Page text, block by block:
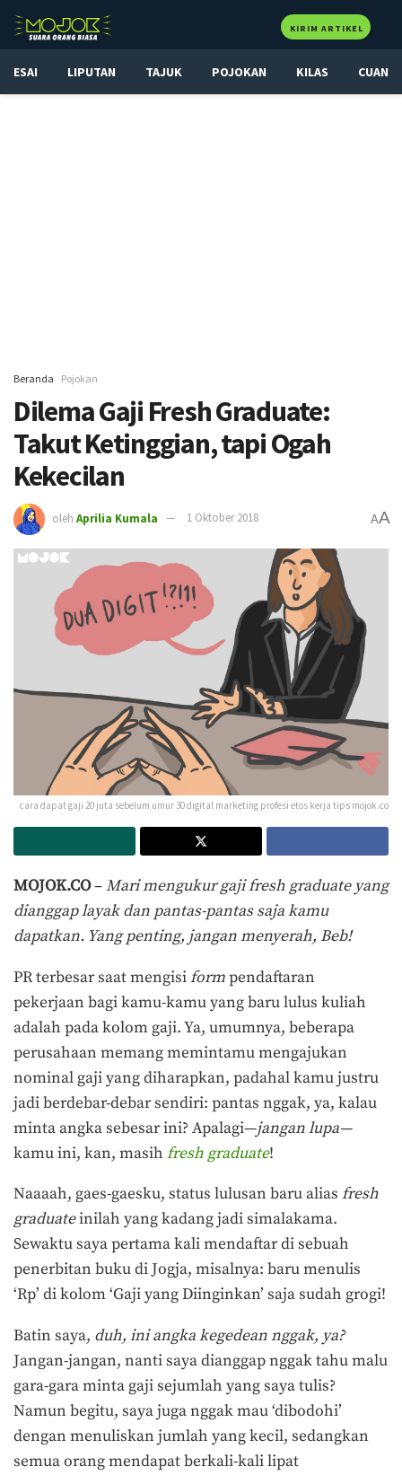
KIRIM ARTIKEL
ESAI LIPUTAN TAJUK POJOKAN KILAS CUAN
Beranda Pojokan
Dilema Gaji Fresh Graduate:
Takut Ketinggian, tapi Ogah
Kekecilan
oleh Aprilia Kumala 1 Oktober 2018 AA
cara dapat gaji 20 juta sebelum umur 30 digital marketing profesi etos kerja tips mojok.co
MOJOK.CO–Mari mengukur gaji fresh graduate yang
dianggap layak dan pantas-pantas saja kamu
dapatkan. Yang penting, jangan menyerah, Beb!
PR terbesar saat mengisiformpendaftaran
pekerjaan bagi kamu-kamu yang baru lulus kuliah
adalah pada kolom gaji. Ya, umumnya, beberapa
perusahaan memang memintamu mengajukan
nominal gaji yang diharapkan, padahal kamu justru
jadi berdebar-debar sendiri: pantas nggak, ya, kalau
minta angka sebesar ini? Apalagi—jangan lupa—
kamu ini, kan, masih fresh graduate!
Naaaah, gaes-gaesku, status lulusan baru alias fresh
graduateinilah yang kadang jadi simalakama.
Sewaktu saya pertama kali mendaftar di sebuah
penerbitan buku di Jogja, misalnya: baru menulis
‘Rp’ di kolom ‘Gaji yang Diinginkan’ saja sudah grogi!
Batin saya, duh, ini angka kegedean nggak, ya?
Jangan-jangan, nanti saya dianggap nggak tahu malu
gara-gara minta gaji sejumlah yang saya tulis?
Namun begitu, saya juga nggak mau ‘dibodohi’
dengan menuliskan jumlah yang kecil, sedangkan
semua orang mendapat berkali-kali lipat